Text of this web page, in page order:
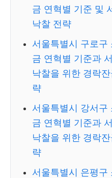
금 연혁별 기준 및
낙찰 전략
서울특별시 구로구
금 연혁별 기준과
낙찰을 위한 경락
략
서울특별시 강서구
금 연혁별 기준과
낙찰을 위한 경락
략
서울특별시 은평구